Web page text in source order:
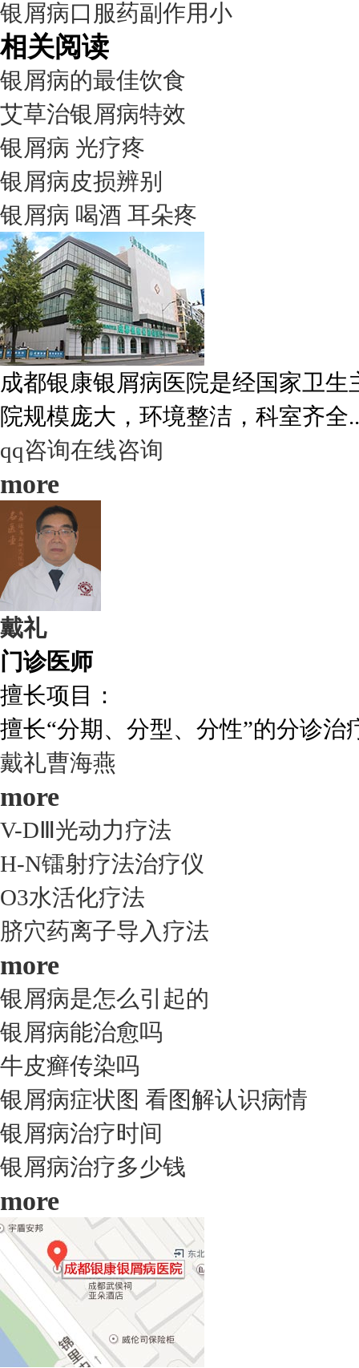
银屑病口服药副作用小
相关阅读
银屑病的最佳饮食
艾草治银屑病特效
银屑病 光疗疼
银屑病皮损辨别
银屑病 喝酒 耳朵疼
成都银康银屑病医院是经国家卫
院规模庞大，环境整洁，科室齐全
qq咨询在线咨询
more
戴礼
门诊医师
擅长项目：
擅长“分期、分型、分性”的分诊治
戴礼曹海燕
more
V-DⅢ光动力疗法
H-N镭射疗法治疗仪
O3水活化疗法
脐穴药离子导入疗法
more
银屑病是怎么引起的
银屑病能治愈吗
牛皮癣传染吗
银屑病症状图 看图解认识病情
银屑病治疗时间
银屑病治疗多少钱
more